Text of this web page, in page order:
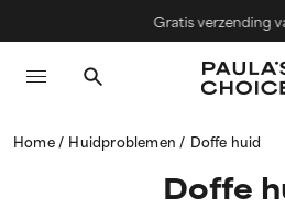
Gratis verzending
Home Huidproblemen Doffe huid
Doffe